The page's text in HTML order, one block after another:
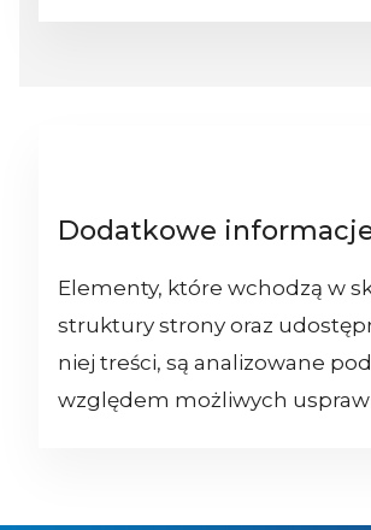
Dodatkowe
Elementy, które wchodzą w
struktury strony oraz
niej treści, są analizowane pod
względem możliwych